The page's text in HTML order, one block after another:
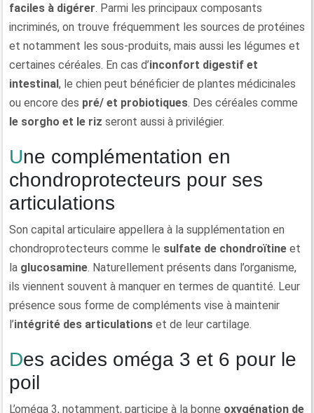
faciles à digérer. Parmi les principaux composants
incriminés, on trouve fréquemment les sources de protéines
et notamment les sous-produits, mais aussi les légumes et
certaines céréales. En cas d’inconfort digestif et
intestinal, le chien peut bénéficier de plantes médicinales
ou encore des pré/ et probiotiques. Des céréales comme
le sorgho et le riz seront aussi à privilégier.
Une complémentation en
chondroprotecteurs pour ses
articulations
Son capital articulaire appellera à la supplémentation en
chondroprotecteurs comme le sulfate de chondroïtine et
la glucosamine. Naturellement présents dans l’organisme,
ils viennent souvent à manquer en termes de quantité. Leur
présence sous forme de compléments vise à maintenir
l’intégrité des articulations et de leur cartilage.
Des acides oméga 3 et 6 pour le
poil
L’oméga 3, notamment, participe à la bonne oxygénation de